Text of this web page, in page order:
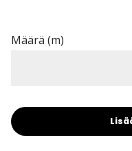
Määrä (m)